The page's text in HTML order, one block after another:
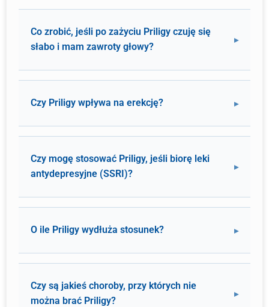
Co zrobić, jeśli po zażyciu Priligy czuję się
słabo i mam zawroty głowy?
Czy Priligy wpływa na erekcję?
Czy mogę stosować Priligy, jeśli biorę leki
antydepresyjne (SSRI)?
O ile Priligy wydłuża stosunek?
Czy są jakieś choroby, przy których nie
można brać Priligy?